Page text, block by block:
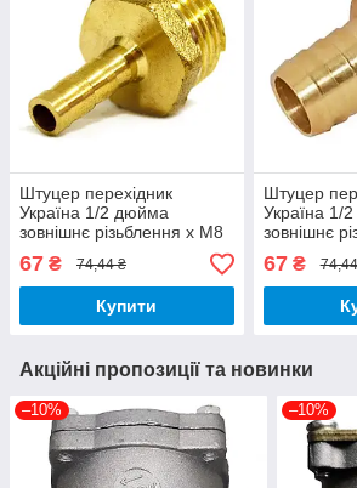
Штуцер перехідник
Україна 1/2 дюйма
зовнішнє різьблення х М8
67 ₴ 74,44 ₴
Купити
Штуцер
Україна 1/
зовнішнє
67₴
Акційні пропозиції та новинки
–10% –10%